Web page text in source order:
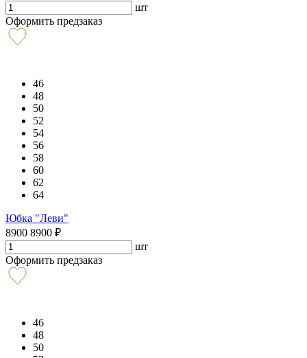
шт
Оформить предзаказ
46
48
50
52
54
56
58
60
62
64
Юбка "Леви"
8900 8900 ₽
шт
Оформить предзаказ
46
48
50